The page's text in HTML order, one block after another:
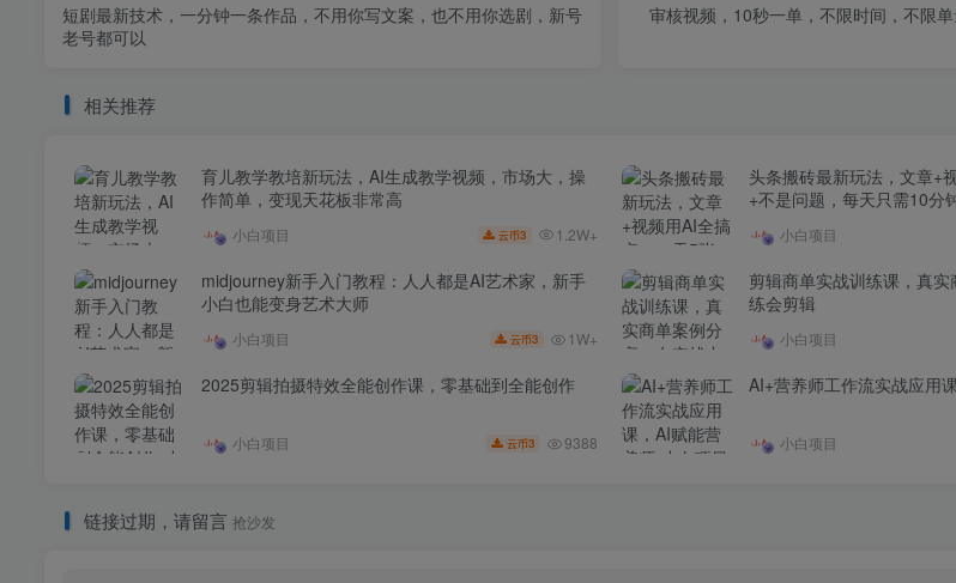
短剧最新技术，一分钟一条作品，不用你写文案，也不用你选剧，新号
老号都可以
审核视频，10秒一单，不限时间，不限
相关推荐
育儿教学教培新玩法，AI生成教学视频，市场大，操
作简单，变现天花板非常高
小白项目 云币3 1.2W+
头条搬砖最新玩法，文章+
+不是问题，每天只需10分
小白项目
midjourney新手入门教程：人人都是AI艺术家，新手
小白也能变身艺术大师
小白项目 云币3 1W+
剪辑商单实战训练课，真
练会剪辑
小白项目
2025剪辑拍摄特效全能创作课，零基础到全能创作
小白项目 云币3 9388
AI+营养师工作流实战应用
小白项目
链接过期，请留言 抢沙发